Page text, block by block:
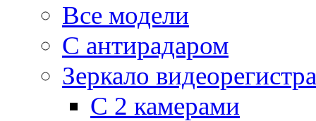
Все модели
C антирадаром
Зеркало
С 2 камерами